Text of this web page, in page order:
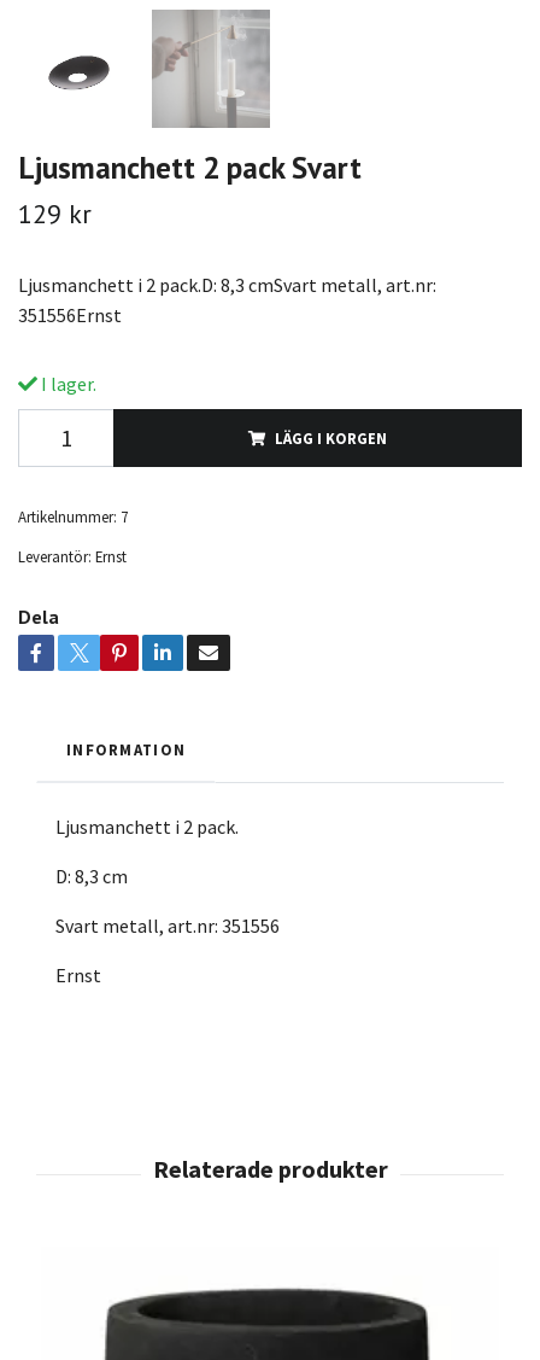
Ljusmanchett 2 pack Svart
129 kr
Ljusmanchett i 2 pack.D: 8,3 cmSvart metall, art.nr:
351556Ernst
I lager.
LÄGG I KORGEN
Artikelnummer: 7
Leverantör: Ernst
Dela
INFORMATION
Ljusmanchett i 2 pack.
D: 8,3 cm
Svart metall, art.nr: 351556
Ernst